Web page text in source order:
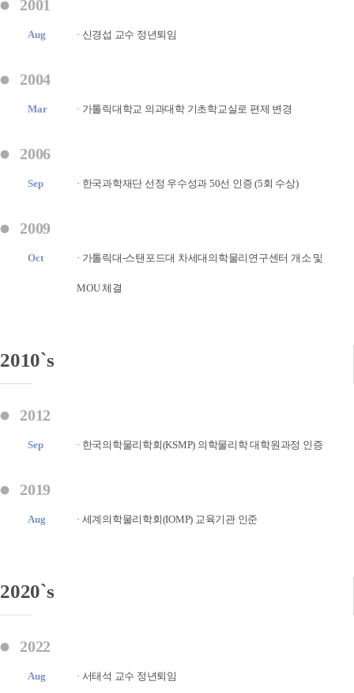
2001
Aug · 신경섭 교수 정년퇴임
2004
Mar · 가톨릭대학교 의과대학 기초학교실로 편제 변경
2006
Sep · 한국과학재단 선정 우수성과 50선 인증 (5회 수상)
2009
Oct · 가톨릭대-스탠포드대 차세대의학물리연구센터 개소 및
MOU 체결
2010`s
2012
Sep · 한국의학물리학회(KSMP) 의학물리학 대학원과정 인증
2019
Aug · 세계의학물리학회(IOMP) 교육기관 인준
2020`s
2022
Aug · 서태석 교수 정년퇴임